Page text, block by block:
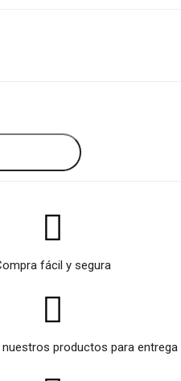
fácil y segura
productos para entrega